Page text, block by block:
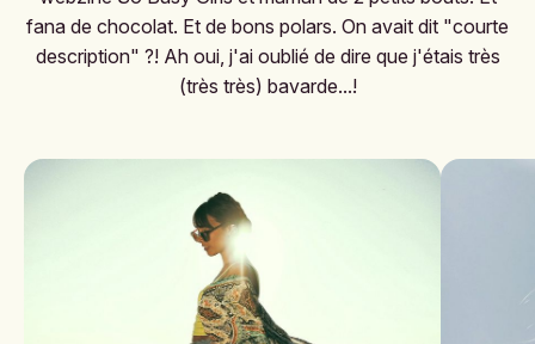
fana de chocolat. Et de bons polars. On avait dit "courte
description" ?! Ah oui, j'ai oublié de dire que j'étais très
(très très) bavarde...!